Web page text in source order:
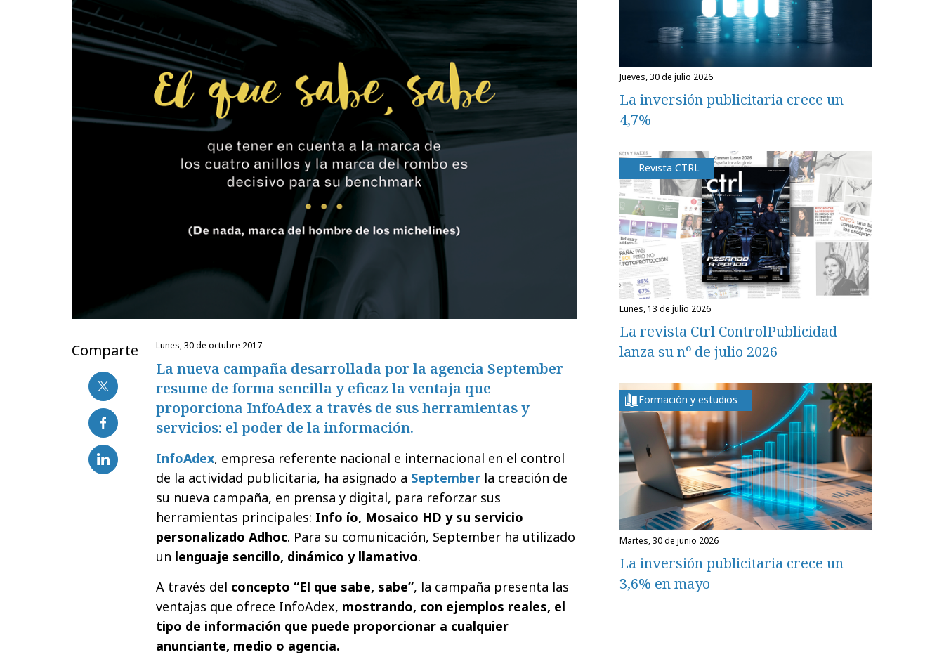
Comparte lunes, 30 de octubre 2017
La nueva campaña desarrollada por la agencia September
resume de forma sencilla y eficaz la ventaja que
proporciona InfoAdex a través de sus herramientas y
servicios: el poder de la información.
InfoAdex, empresa referente nacional e internacional en el control
de la actividad publicitaria, ha asignado a September la creación de
su nueva campaña, en prensa y digital, para reforzar sus
herramientas principales: Info ío, Mosaico HD y su servicio
personalizado Adhoc. Para su comunicación, September ha utilizado
un lenguaje sencillo, dinámico y llamativo.
A través del concepto “El que sabe, sabe”, la campaña presenta las
ventajas que ofrece InfoAdex, mostrando, con ejemplos reales, el
tipo de información que puede proporcionar a cualquier
anunciante, medio o agencia.
jueves, 30 de julio 2026
La inversión publicitaria crece un
4,7%
Revista CTRL
lunes, 13 de julio 2026
La revista Ctrl ControlPublicidad
lanza su nº de julio 2026
Formación y estudios
martes, 30 de junio 2026
La inversión publicitaria crece un
3,6% en mayo